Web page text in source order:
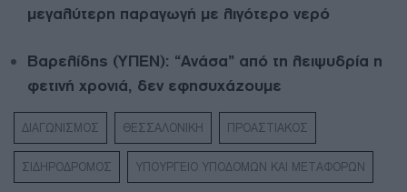
μεγαλύτερη παραγωγή με λιγότερο νερό
Βαρελίδης (ΥΠΕΝ): “Ανάσα” από τη λειψυδρία η
φετινή χρονιά, δεν εφησυχάζουμε
ΔΙΑΓΩΝΙΣΜΟΣ ΘΕΣΣΑΛΟΝΙΚΗ ΠΡΟΑΣΤΙΑΚΟΣ
ΣΙΔΗΡΟΔΡΟΜΟΣ ΥΠΟΥΡΓΕΙΟ ΥΠΟΔΟΜΩΝ ΚΑΙ ΜΕΤΑΦΟΡΩΝ